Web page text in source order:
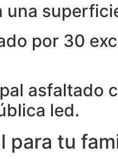
una
por 30
asfaltado
led.
para tu